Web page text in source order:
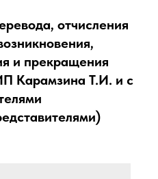
отчисления
и прекращения
Карамзина Т.И. и с